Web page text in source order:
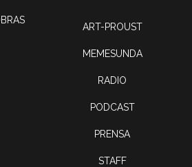
ART-PROUST
MEMESUNDA
RADIO
PODCAST
PRENSA
STAFF